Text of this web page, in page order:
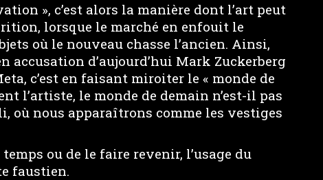
», c’est alors la manière dont l’art peut
lorsque le marché en enfouit le
où le nouveau chasse l’ancien. Ainsi,
accusation d’aujourd’hui Mark Zuckerberg
c’est en faisant miroiter le « monde de
l’artiste, le monde de demain n’est-il pas
où nous apparaîtrons comme les vestiges
ou de le faire revenir, l’usage du
faustien.